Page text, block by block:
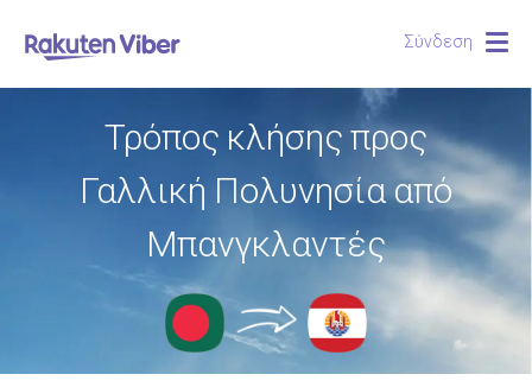
Σύνδεση
Τρόπος κλήσης προς
Γαλλική Πολυνησία από
Μπανγκλαντές